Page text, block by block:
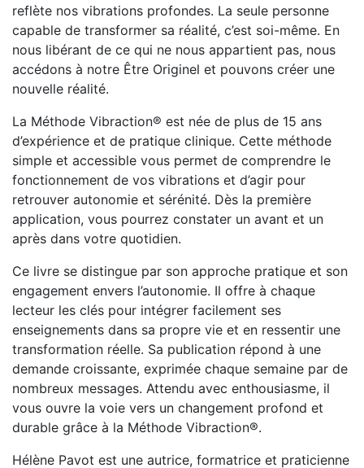
reflète nos vibrations profondes. La seule personne
capable de transformer sa réalité, c’est soi-même. En
nous libérant de ce qui ne nous appartient pas, nous
accédons à notre Être Originel et pouvons créer une
nouvelle réalité.
La Méthode Vibraction® est née de plus de 15 ans
d’expérience et de pratique clinique. Cette méthode
simple et accessible vous permet de comprendre le
fonctionnement de vos vibrations et d’agir pour
retrouver autonomie et sérénité. Dès la première
application, vous pourrez constater un avant et un
après dans votre quotidien.
Ce livre se distingue par son approche pratique et son
engagement envers l’autonomie. Il offre à chaque
lecteur les clés pour intégrer facilement ses
enseignements dans sa propre vie et en ressentir une
transformation réelle. Sa publication répond à une
demande croissante, exprimée chaque semaine par de
nombreux messages. Attendu avec enthousiasme, il
vous ouvre la voie vers un changement profond et
durable grâce à la Méthode Vibraction®.
Hélène Pavot est une autrice, formatrice et praticienne